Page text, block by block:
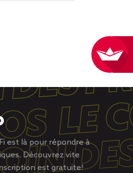
est là pour répondre à
Découvrez vite
est gratuite!